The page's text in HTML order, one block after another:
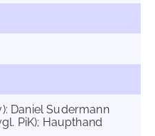
Daniel Sudermann
PiK); Haupthand